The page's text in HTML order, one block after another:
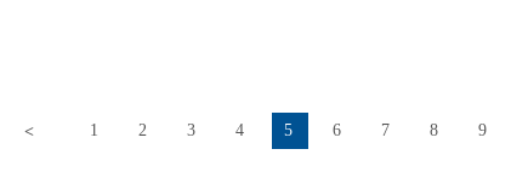
< 1 2 3 4 5 6 7 8 9